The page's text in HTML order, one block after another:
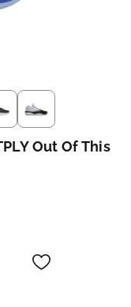
Out Of This